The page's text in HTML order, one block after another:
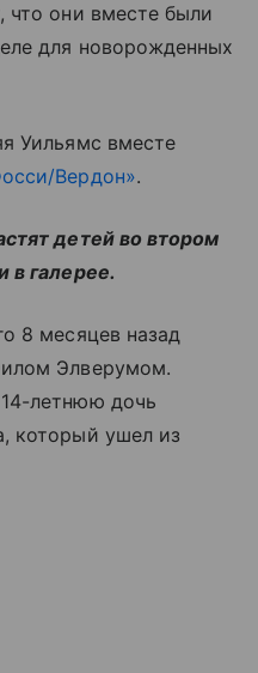
что они вместе были
для новорожденных
Уильямс вместе
Вердон».
детей во втором
в галерее.
8 месяцев назад
Элверумом.
летнюю дочь
который ушел из